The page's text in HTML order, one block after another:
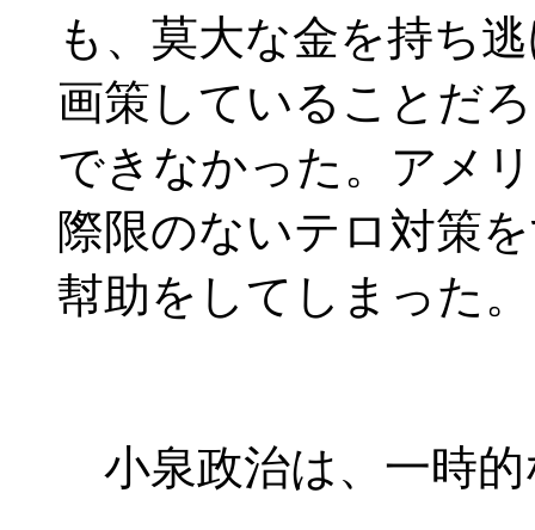
も、莫大な金を持ち
画策していることだ
できなかった。アメ
際限のないテロ対策
幇助をしてしまった。
小泉政治は、一時的